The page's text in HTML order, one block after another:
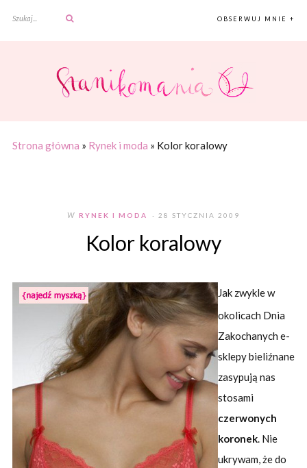
OBSERWUJ MNIE +
Strona główna » Rynek i moda » Kolor koralowy
W RYNEK I MODA - 28 STYCZNIA 2009
Kolor koralowy
Jak zwykle w
okolicach Dnia
Zakochanych e-
sklepy bieliźnane
zasypują nas
stosami
czerwonych
koronek. Nie
ukrywam, że do